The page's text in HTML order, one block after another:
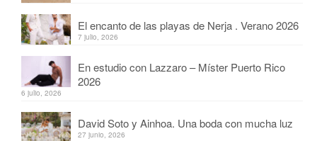
El encanto de las playas de Nerja . Verano 2026
7 julio, 2026
En estudio con Lazzaro – Míster Puerto Rico
2026
6 julio, 2026
David Soto y Ainhoa. Una boda con mucha luz
27 junio, 2026